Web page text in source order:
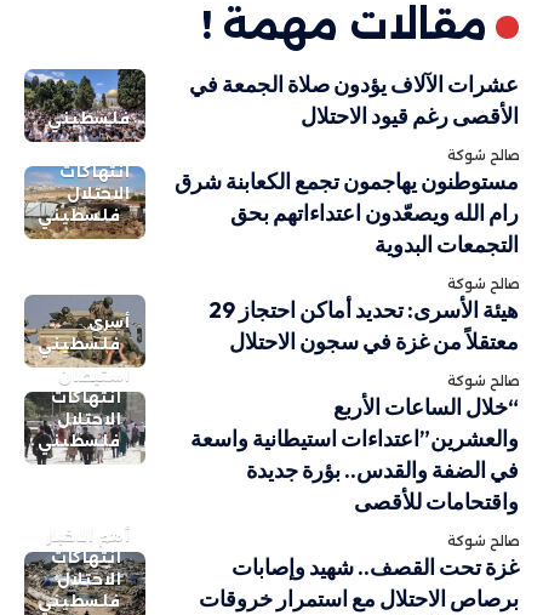
مقالات مهمة !
فلسطيني
عشرات الآلاف يؤدون صلاة الجمعة في
الأقصى رغم قيود الاحتلال
صالح شوكة
انتهاكات
الاحتلال
فلسطيني
مستوطنون يهاجمون تجمع الكعابنة شرق
رام الله ويصعّدون اعتداءاتهم بحق
التجمعات البدوية
صالح شوكة
أسرى
فلسطيني
هيئة الأسرى: تحديد أماكن احتجاز 29
معتقلاً من غزة في سجون الاحتلال
صالح شوكة
استيطان
انتهاكات
الاحتلال
فلسطيني
“خلال الساعات الأربع
والعشرين”اعتداءات استيطانية واسعة
في الضفة والقدس.. بؤرة جديدة
واقتحامات للأقصى
صالح شوكة
أهم الاخبار
انتهاكات
الاحتلال
فلسطيني
غزة تحت القصف.. شهيد وإصابات
برصاص الاحتلال مع استمرار خروقات